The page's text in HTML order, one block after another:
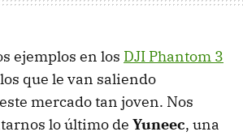
ejemplos en los DJI Phantom 3
que le van saliendo
mercado tan joven. Nos
lo último de Yuneec, una